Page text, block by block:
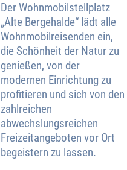
Der Wohnmobilstellplatz
„Alte Bergehalde“ lädt alle
Wohnmobilreisenden ein,
die Schönheit der Natur zu
genießen, von der
modernen Einrichtung zu
profitieren und sich von den
zahlreichen
abwechslungsreichen
Freizeitangeboten vor Ort
begeistern zu lassen.